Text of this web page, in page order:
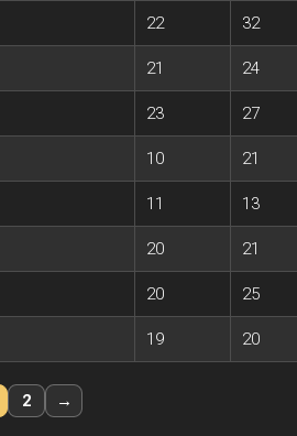
22 32
21 24
23 27
10 21
11 13
20 21
20 25
19 20
2 →